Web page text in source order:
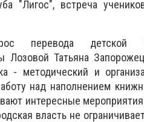
"Лигос", встреча
перевода детской
Лозовой Татьяна
- методический и
над наполнением
интересные
власть не